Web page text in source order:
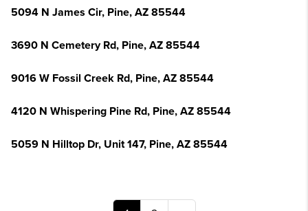
5094 N James Cir, Pine, AZ 85544
3690 N Cemetery Rd, Pine, AZ 85544
9016 W Fossil Creek Rd, Pine, AZ 85544
4120 N Whispering Pine Rd, Pine, AZ 85544
5059 N Hilltop Dr, Unit 147, Pine, AZ 85544